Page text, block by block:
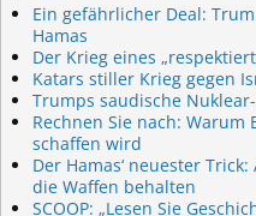
Ein gefährlicher Deal:
Hamas
Der Krieg eines
Katars stiller Krieg gegen
Trumps saudische
Rechnen Sie nach:
schaffen wird
Der Hamas‘ neuester
die Waffen behalten
SCOOP: „Lesen Sie